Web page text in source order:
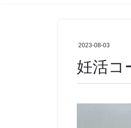
2023-08-03
妊活